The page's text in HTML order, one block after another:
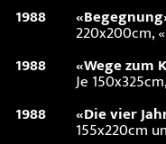
1988
220x200cm,
1988
«Wege zum
Je
1988
«Die vier
155x220cm